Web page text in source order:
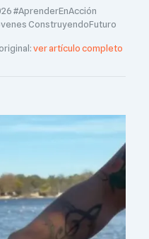
#AprenderEnAcción
ConstruyendoFuturo
ver artículo completo